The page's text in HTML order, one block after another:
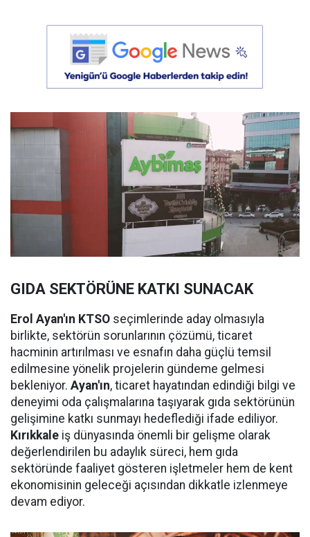
GIDA SEKTÖRÜNE KATKI SUNACAK
Erol Ayan'ın KTSO seçimlerinde aday olmasıyla
birlikte, sektörün sorunlarının çözümü, ticaret
hacminin artırılması ve esnafın daha güçlü temsil
edilmesine yönelik projelerin gündeme gelmesi
bekleniyor. Ayan'ın, ticaret hayatından edindiği bilgi ve
deneyimi oda çalışmalarına taşıyarak gıda sektörünün
gelişimine katkı sunmayı hedeflediği ifade ediliyor.
Kırıkkale iş dünyasında önemli bir gelişme olarak
değerlendirilen bu adaylık süreci, hem gıda
sektöründe faaliyet gösteren işletmeler hem de kent
ekonomisinin geleceği açısından dikkatle izlenmeye
devam ediyor.